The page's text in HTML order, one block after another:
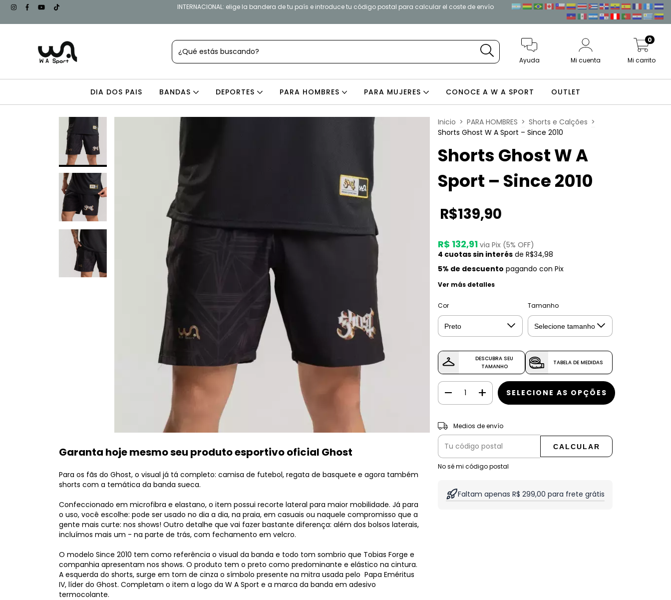
INTERNACIONAL: elige la bandera de tu país e introduce tu código postal para calcular el coste de envío
Ayuda Mi cuenta Mi carrito
0
DIA DOS PAIS BANDAS DEPORTES PARA HOMBRES PARA MUJERES CONOCE A W A SPORT OUTLET
Garanta hoje mesmo seu produto esportivo oficial Ghost
Para os fãs do Ghost, o visual já tá completo: camisa de futebol, regata de basquete e agora também
shorts com a temática da banda sueca.
Confeccionado em microfibra e elastano, o item possui recorte lateral para maior mobilidade. Já para
o uso, você escolhe: pode ser usado no dia a dia, na praia, em casuais ou naquele compromisso que a
gente mais curte: nos shows! Outro detalhe que vai fazer bastante diferença: além dos bolsos laterais,
incluímos mais um - na parte de trás, com fechamento em velcro.
O modelo Since 2010 tem como referência o visual da banda e todo tom sombrio que Tobias Forge e
companhia apresentam nos shows. O produto tem o preto como predominante e elástico na cintura.
A esquerda do shorts, surge em tom de cinza o símbolo presente na mitra usada pelo Papa Eméritus
IV, líder do Ghost. Completam o item a logo da W A Sport e a marca da banda em adesivo
termocolante.
Inicio > PARA HOMBRES > Shorts e Calções >
Shorts Ghost W A Sport – Since 2010
Shorts Ghost W A
Sport – Since 2010
R$139,90
R$ 132,91 via Pix (5% OFF)
4 cuotas sin interés de R$34,98
5% de descuento pagando con Pix
Ver más detalles
Cor Tamanho
DESCUBRA SEU
TAMANHO
TABELA DE MEDIDAS
Entregas para el CP:
Medios de envío
CALCULAR
No sé mi código postal
Faltam apenas R$ 299,00 para frete grátis